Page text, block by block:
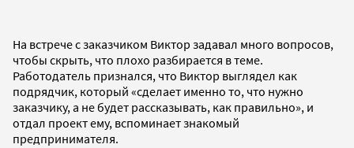
На встрече с заказчиком Виктор задавал много вопросов,
чтобы скрыть, что плохо разбирается в теме.
Работодатель признался, что Виктор выглядел как
подрядчик, который «сделает именно то, что нужно
заказчику, а не будет рассказывать, как правильно», и
отдал проект ему, вспоминает знакомый
предпринимателя.